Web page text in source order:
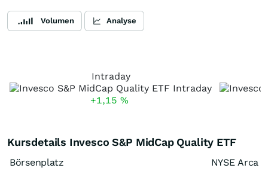
Volumen Analyse
Intraday
+1,15 %
Kursdetails Invesco S&P MidCap Quality ETF
Börsenplatz
NYSE Arca